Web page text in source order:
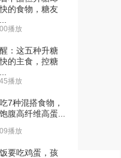
的食物，糖友
播放
：这五种升糖
的主食，控糖
播放
7种混搭食物，
腹高纤维高蛋...
播放
要吃鸡蛋，孩